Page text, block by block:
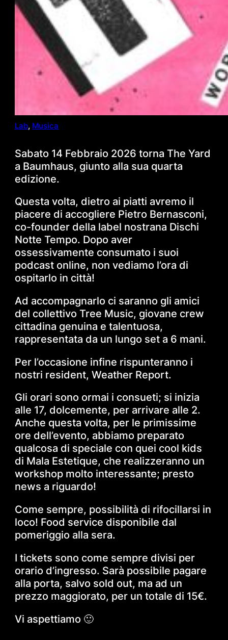
Lab, Musica
Sabato 14 Febbraio 2026 torna The Yard
a Baumhaus, giunto alla sua quarta
edizione.
Questa volta, dietro ai piatti avremo il
piacere di accogliere Pietro Bernasconi,
co-founder della label nostrana Dischi
Notte Tempo. Dopo aver
ossessivamente consumato i suoi
podcast online, non vediamo l’ora di
ospitarlo in città!
Ad accompagnarlo ci saranno gli amici
del collettivo Tree Music, giovane crew
cittadina genuina e talentuosa,
rappresentata da un lungo set a 6 mani.
Per l’occasione infine rispunteranno i
nostri resident, Weather Report.
Gli orari sono ormai i consueti; si inizia
alle 17, dolcemente, per arrivare alle 2.
Anche questa volta, per le primissime
ore dell’evento, abbiamo preparato
qualcosa di speciale con quei cool kids
di Mala Estetique, che realizzeranno un
workshop molto interessante; presto
news a riguardo!
Come sempre, possibilità di rifocillarsi in
loco! Food service disponibile dal
pomeriggio alla sera.
I tickets sono come sempre divisi per
orario d’ingresso. Sarà possibile pagare
alla porta, salvo sold out, ma ad un
prezzo maggiorato, per un totale di 15€.
Vi aspettiamo 🙂